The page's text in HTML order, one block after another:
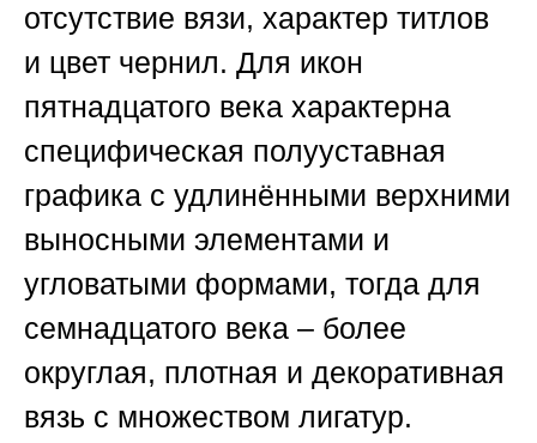
отсутствие вязи, характер титлов
и цвет чернил. Для икон
пятнадцатого века характерна
специфическая полууставная
графика с удлинёнными верхними
выносными элементами и
угловатыми формами, тогда для
семнадцатого века – более
округлая, плотная и декоративная
вязь с множеством лигатур.